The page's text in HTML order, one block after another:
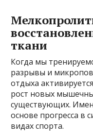
ткани
Когда мы
разрывы и
отдыха
рост новых
существующих.
основе прогресса в
видах спорта.